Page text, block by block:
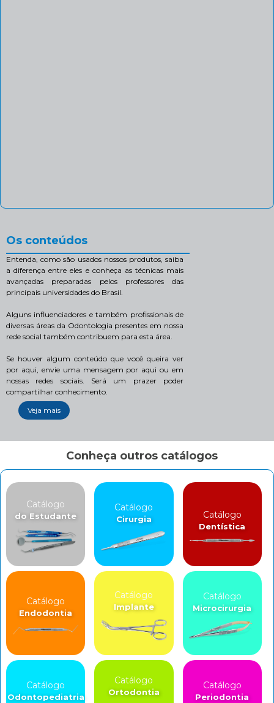
Os conteúdos
Entenda, como são usados nossos produtos, saiba
a diferença entre eles e conheça as técnicas mais
avançadas preparadas pelos professores das
principais universidades do Brasil.
Alguns influenciadores e também profissionais de
diversas áreas da Odontologia presentes em nossa
rede social também contribuem para esta área.
Se houver algum conteúdo que você queira ver
por aqui, envie uma mensagem por aqui ou em
nossas redes sociais. Será um prazer poder
compartilhar conhecimento.
Veja mais
Conheça outros catálogos
Catálogo
do Estudante
Catálogo
Cirurgia Catálogo
Dentística
Catálogo
Endodontia
Catálogo
Implante
Catálogo
Microcirurgia
Catálogo
Odontopediatria
Catálogo
Ortodontia
Catálogo
Periodontia